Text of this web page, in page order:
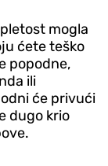
mogla
ćete teško
popodne,
ili
će privući
dugo krio